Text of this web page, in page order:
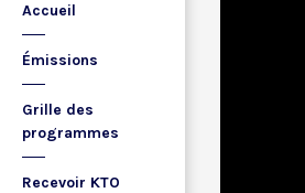
Accueil
Émissions
Grille des
programmes
Recevoir KTO